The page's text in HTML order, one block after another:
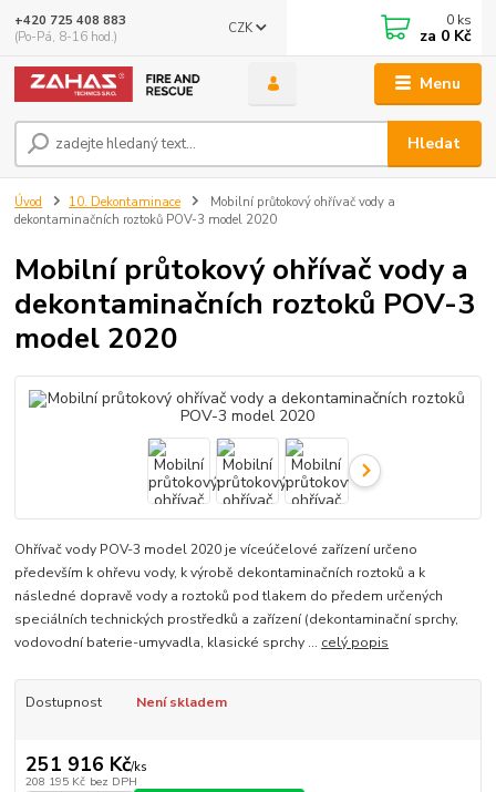
Menu
CZK
Hledat
+420 725 408 883
(Po-Pá, 8-16 hod.)
0 ks
za 0 Kč
Úvod 10. Dekontaminace
Mobilní průtokový ohřívač vody a
dekontaminačních roztoků POV-3 model 2020
Mobilní průtokový ohřívač vody a
dekontaminačních roztoků POV-3
model 2020
Ohřívač vody POV-3 model 2020 je víceúčelové zařízení určeno
především k ohřevu vody, k výrobě dekontaminačních roztoků a k
následné dopravě vody a roztoků pod tlakem do předem určených
speciálních technických prostředků a zařízení (dekontaminační sprchy,
vodovodní baterie-umyvadla, klasické sprchy ... celý popis
Dostupnost Není skladem
251 916 Kč/ks
208 195 Kč bez DPH